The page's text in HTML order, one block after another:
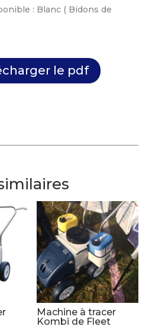
: Blanc ( Bidons de
le pdf
Machine à tracer
Kombi de Fleet